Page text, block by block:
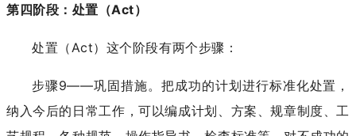
第四阶段：处置（Act）
处置（Act）这个阶段有两个步骤：
步骤9——巩固措施。把成功的计划进行标准化处置，
纳入今后的日常工作，可以编成计划、方案、规章制度、工